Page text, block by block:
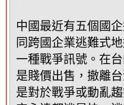
中國最近有五個國
同跨國企業逃難式
一種戰爭訊號。在
是賤價出售，撤離
是對於戰爭或動亂